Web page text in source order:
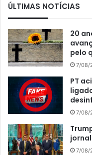
ÚLTIMAS NOTÍCIAS
20
pelo
7/08/
PT
7/08/
7/08/